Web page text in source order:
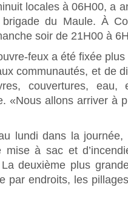
locales à 06H00, a
du Maule. À
soir de 21H00 à
feux a été fixée
communautés, et de
couvertures,
«Nous allons arriver à
lundi dans la
mise à sac et
deuxième plus
par endroits, les